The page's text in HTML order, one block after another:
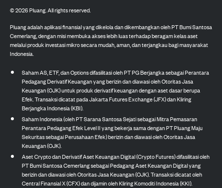
©2026Pluang. All rights reserved.
Pluang adalah aplikasi finansial yang dikelola dan dikembangkan oleh PT Bumi Santosa
Cemerlang, dengan misi membuka akses lebih luas terhadap beragam kelas aset
melalui produk investasi mikro secara mudah, aman, dan terjangkau bagi masyarakat
Indonesia.
Saham AS, ETF, dan Options difasilitasi oleh PT PG Berjangka sebagai Perantara
Pedagang Derivatif Keuangan yang berizin dan diawasi oleh Otoritas Jasa
Keuangan (OJK) untuk produk derivatif keuangan dengan aset dasar berupa
Efek. Transaksi dicatat pada Jakarta Futures Exchange (JFX) dan Kliring
Berjangka Indonesia (KBI).
Saham Indonesia (oleh PT Sarana Santosa Sejati sebagai Mitra Pemasaran
Perantara Pedagang Efek Level II yang bekerja sama dengan PT Pluang Maju
Sekuritas sebagai Perusahaan Efek) berizin dan diawasi oleh Otoritas Jasa
Keuangan (OJK).
Aset Crypto dan Derivatif Aset Keuangan Digital (Crypto Futures) difasilitasi oleh
PT Bumi Santosa Cemerlang sebagai Pedagang Aset Keuangan Digital yang
berizin dan diawasi oleh Otoritas Jasa Keuangan (OJK). Transaksi dicatat oleh
Central Finansial X (CFX) dan dijamin oleh Kliring Komoditi Indonesia (KKI).